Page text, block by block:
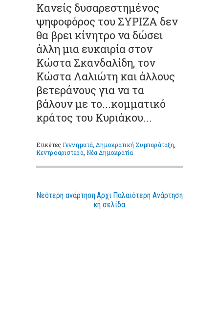
Κανείς δυσαρεστημένος
ψηφοφόρος του ΣΥΡΙΖΑ δεν
θα βρει κίνητρο να δώσει
άλλη μια ευκαιρία στον
Κώστα Σκανδαλίδη, τον
Κώστα Λαλιώτη και άλλους
βετεράνους για να τα
βάλουν με το...κομματικό
κράτος του Κυριάκου...
ΕτικέτεςΓεννηματά ,Δημοκρατική Συμπαράταξη
Κεντροαριστερά Νέα Δημοκρατία
Νεότερη ανάρτηση Παλαιότερη Ανάρτηση
Αρχι
κή σελίδα